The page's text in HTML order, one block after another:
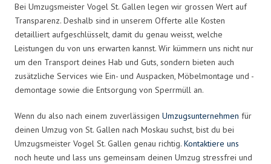
Bei Umzugsmeister Vogel St. Gallen legen wir grossen Wert auf
Transparenz. Deshalb sind in unserem Offerte alle Kosten
detailliert aufgeschlüsselt, damit du genau weisst, welche
Leistungen du von uns erwarten kannst. Wir kümmern uns nicht nur
um den Transport deines Hab und Guts, sondern bieten auch
zusätzliche Services wie Ein- und Auspacken, Möbelmontage und -
demontage sowie die Entsorgung von Sperrmüll an.
Wenn du also nach einem zuverlässigen Umzugsunternehmen für
deinen Umzug von St. Gallen nach Moskau suchst, bist du bei
Umzugsmeister Vogel St. Gallen genau richtig. Kontaktiere uns
noch heute und lass uns gemeinsam deinen Umzug stressfrei und